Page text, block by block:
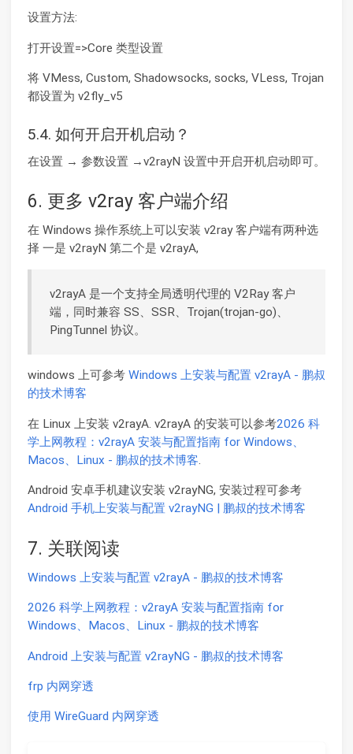
设置方法:
打开设置=>Core 类型设置
将 VMess, Custom, Shadowsocks, socks, VLess, Trojan
都设置为 v2fly_v5
5.4. 如何开启开机启动？
在设置 → 参数设置 →v2rayN 设置中开启开机启动即可。
6. 更多 v2ray 客户端介绍
在 Windows 操作系统上可以安装 v2ray 客户端有两种选
择 一是 v2rayN 第二个是 v2rayA,
v2rayA 是一个支持全局透明代理的 V2Ray 客户
端，同时兼容 SS、SSR、Trojan(trojan-go)、
PingTunnel 协议。
windows 上可参考 Windows 上安装与配置 v2rayA - 鹏叔
的技术博客
在 Linux 上安装 v2rayA. v2rayA 的安装可以参考2026 科
学上网教程：v2rayA 安装与配置指南 for Windows、
Macos、Linux - 鹏叔的技术博客.
Android 安卓手机建议安装 v2rayNG, 安装过程可参考
Android 手机上安装与配置 v2rayNG | 鹏叔的技术博客
7. 关联阅读
Windows 上安装与配置 v2rayA - 鹏叔的技术博客
2026 科学上网教程：v2rayA 安装与配置指南 for
Windows、Macos、Linux - 鹏叔的技术博客
Android 上安装与配置 v2rayNG - 鹏叔的技术博客
frp 内网穿透
使用 WireGuard 内网穿透